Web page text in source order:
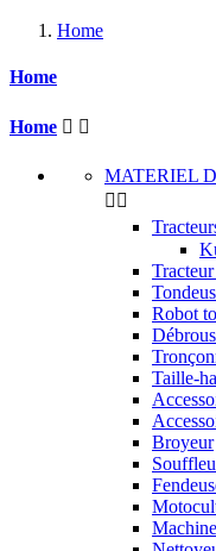
Home
Home
Home  
MATERIEL
 
Robot
Taille-
Broyeur